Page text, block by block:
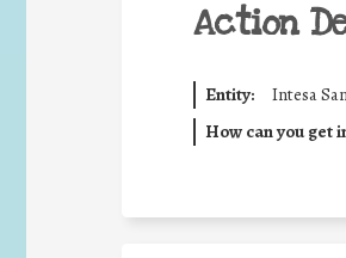
Action
Entity: Intesa
How can you get